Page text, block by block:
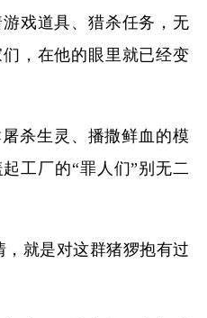
戏道具、猎杀任务，无
，在他的眼里就已经变
杀生灵、播撒鲜血的模
工厂的“罪人们”别无二
，就是对这群猪猡抱有过